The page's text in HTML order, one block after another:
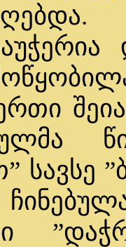
სავსე